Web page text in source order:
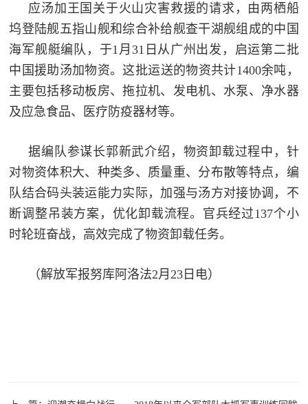
规
知
识
国
防
知
全
民
防
全
民
国
子
弟
子
国
人
应汤加王国关于火山灾害救援的请求，由两栖船
坞登陆舰五指山舰和综合补给舰查干湖舰组成的中国
海军舰艇编队，于1月31日从广州出发，启运第二批
中国援助汤加物资。这批运送的物资共计1400余吨，
主要包括移动板房、拖拉机、发电机、水泵、净水器
及应急食品、医疗防疫器材等。
据编队参谋长郭新武介绍，物资卸载过程中，针
对物资体积大、种类多、质量重、分布散等特点，编
队结合码头装运能力实际，加强与汤方对接协调，不
断调整吊装方案，优化卸载流程。官兵经过137个小
时轮班奋战，高效完成了物资卸载任务。
（解放军报努库阿洛法2月23日电）